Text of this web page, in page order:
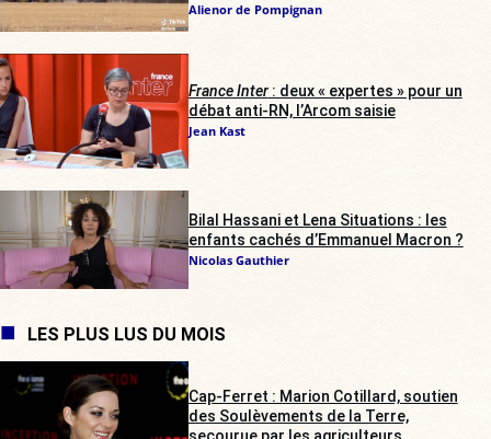
Alienor de Pompignan
France Inter: deux « expertes » pour un
débat anti-RN, l’Arcom saisie
Jean Kast
Bilal Hassani et Lena Situations : les
enfants cachés d’Emmanuel Macron ?
Nicolas Gauthier
LES PLUS LUS DU MOIS
Cap-Ferret : Marion Cotillard, soutien
des Soulèvements de la Terre,